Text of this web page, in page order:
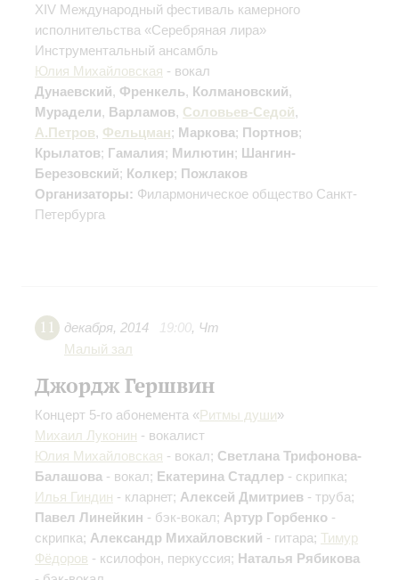
XIV Международный фестиваль камерного
исполнительства «Серебряная лира»
Инструментальный ансамбль
Юлия Михайловская - вокал
Дунаевский, Френкель, Колмановский,
Мурадели, Варламов, Соловьев-Седой,
А.Петров, Фельцман; Маркова; Портнов;
Крылатов; Гамалия; Милютин; Шангин-
Березовский; Колкер; Пожлаков
Организаторы: Филармоническое общество Санкт-
Петербурга
11 декабря, 2014 19:00, Чт
Малый зал
Джордж Гершвин
Концерт 5-го абонемента «Ритмы души»
Михаил Луконин - вокалист
Юлия Михайловская - вокал; Светлана Трифонова-
Балашова - вокал; Екатерина Стадлер - скрипка;
Илья Гиндин - кларнет; Алексей Дмитриев - труба;
Павел Линейкин - бэк-вокал; Артур Горбенко -
скрипка; Александр Михайловский - гитара; Тимур
Фёдоров - ксилофон, перкуссия; Наталья Рябикова